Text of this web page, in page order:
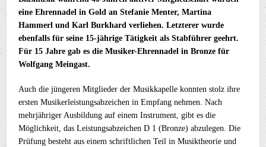
eine Ehrennadel in Gold an Stefanie Menter, Martina
Hammerl und Karl Burkhard verliehen. Letzterer wurde
ebenfalls für seine 15-jährige Tätigkeit als Stabführer geehrt.
Für 15 Jahre gab es die Musiker-Ehrennadel in Bronze für
Wolfgang Meingast.
Auch die jüngeren Mitglieder der Musikkapelle konnten stolz ihre
ersten Musikerleistungsabzeichen in Empfang nehmen. Nach
mehrjähriger Ausbildung auf einem Instrument, gibt es die
Möglichkeit, das Leistungsabzeichen D 1 (Bronze) abzulegen. Die
Prüfung besteht aus einem schriftlichen Teil in Musiktheorie und